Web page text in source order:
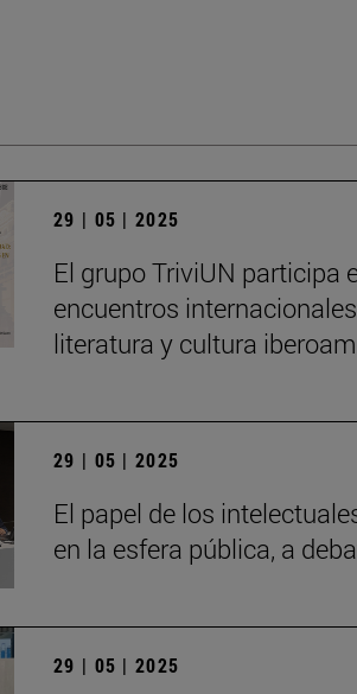
29 | 05 | 2025
El grupo TriviUN participa
encuentros
literatura y cultura
29 | 05 | 2025
El papel de los
en la esfera pública, a
29 | 05 | 2025